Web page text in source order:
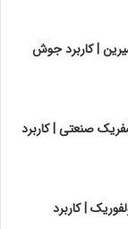
| کاربرد جوش
صنعتی | کاربرد
| کاربرد